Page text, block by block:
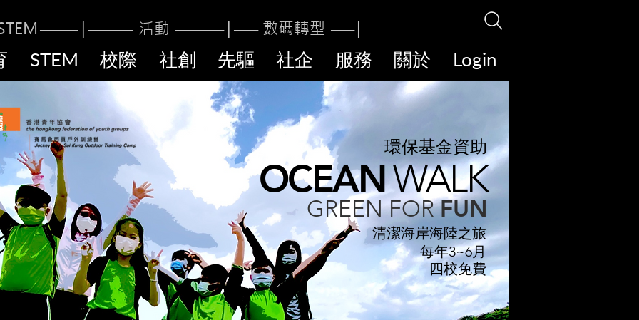
M----------- ------------- 活動 -------------- -------數碼轉型 -------
STEM 校際 社創 先驅 社企 服務 關於 Login
環保基⾦資助
OCEANWALK
GREEN FORFUN
清潔海岸海陸之旅
每年3~6月
四校免費